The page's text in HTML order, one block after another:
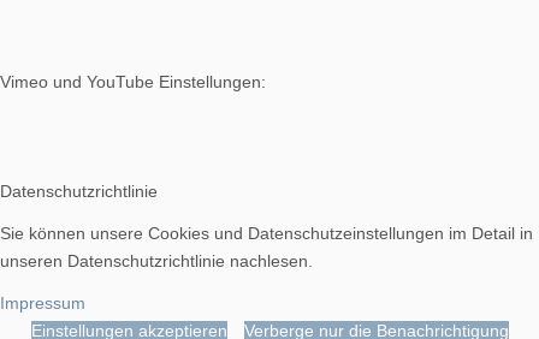
Vimeo und YouTube Einstellungen:
Datenschutzrichtlinie
Sie können unsere Cookies und Datenschutzeinstellungen im Detail in
unseren Datenschutzrichtlinie nachlesen.
Impressum
Einstellungen akzeptieren
Verberge nur die Benachrichtigung